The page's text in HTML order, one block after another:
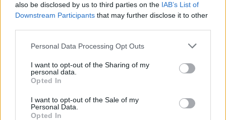
also be disclosed by us to third parties on the IAB’s List of
Downstream Participants that may further disclose it to other
Please note that this website/app uses one or more Google
not limited to your visit or usage behaviour. You may click to
grant or deny consent to Google and its third-party tags to
use your data for below specified purposes in below Google
consent section.
Personal Data Processing Opt Outs
I want to opt-out of the Sharing of my
personal data.
Opted In
I want to opt-out of the Sale of my
Personal Data.
Opted In